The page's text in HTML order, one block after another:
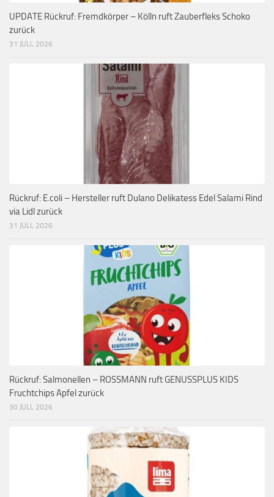
UPDATE Rückruf: Fremdkörper – Kölln ruft Zauberfleks Schoko
zurück
31 JULI, 2026
Rückruf: E.coli – Hersteller ruft Dulano Delikatess Edel Salami Rind
via Lidl zurück
31 JULI, 2026
Rückruf: Salmonellen – ROSSMANN ruft GENUSSPLUS KIDS
Fruchtchips Apfel zurück
30 JULI, 2026